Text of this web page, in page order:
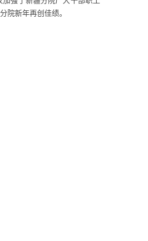
院新年再创佳绩。